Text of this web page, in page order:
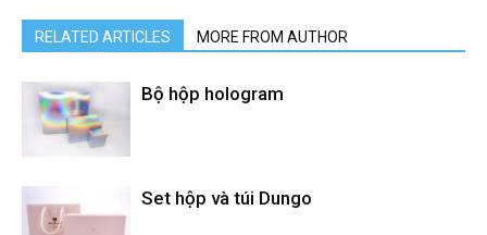
RELATED ARTICLES MORE FROM AUTHOR
Bộ hộp hologram
Set hộp và túi Dungo